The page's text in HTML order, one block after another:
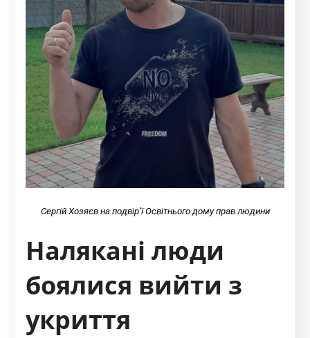
Сергій Хозяєв на подвір’ї Освітнього дому прав людини
Налякані люди
боялися вийти з
укриття